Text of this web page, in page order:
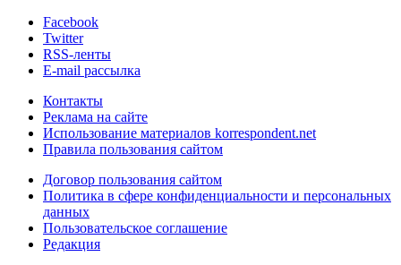
Facebook
Twitter
RSS-ленты
E-mail рассылка
Контакты
Реклама на сайте
Использование материалов korrespondent.net
Правила пользования сайтом
Договор пользования сайтом
Политика в сфере конфиденциальности и персональных
данных
Пользовательское соглашение
Редакция